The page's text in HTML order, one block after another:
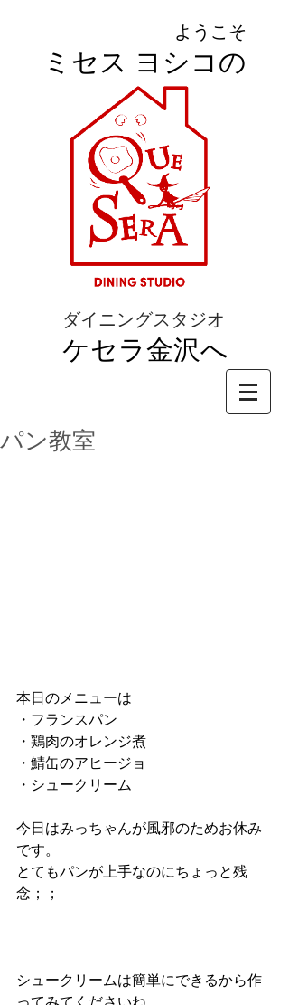
ようこそ
ミセス ヨシコの
ダイニングスタジオ
ケセラ金沢へ
パン教室
本日のメニューは
・フランスパン
・鶏肉のオレンジ煮
・鯖缶のアヒージョ
・シュークリーム
今日はみっちゃんが風邪のためお休み
です。
とてもパンが上手なのにちょっと残
念；；
シュークリームは簡単にできるから作
ってみてくださいね。